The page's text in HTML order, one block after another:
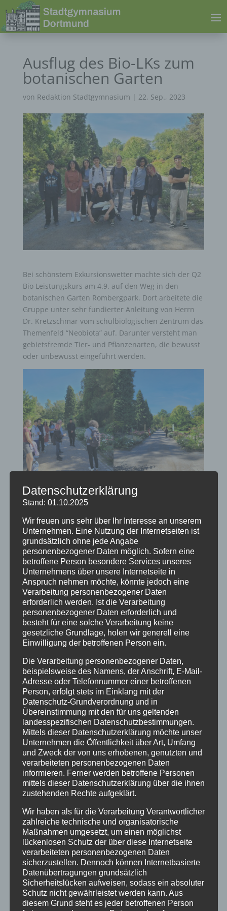
Ausflug des Bio-LKs zum
botanischen Garten
von Redaktion Stadtgymnasium | 22, Sep., 2023
Bei schönstem Exkursionswetter machte sich der Q2
Bio Leistungskurs am 4.9. auf den Weg in den
botanischen Garten Rombergpark. Dort arbeitete die
Gruppe unter sehr fundierter Anleitung von Herrn
Dr. Kretzschmar vom schulbiologischen Zentrum das
Themenfeld “Neobiota” auf. Darunter versteht man
gebietsfremde Tier- und Pflanzenarten, die bewusst
oder unbewusst eingeführt werden.
Dies geschah in den letzten Jahrzehnten auch
hundertfach in Mitteleuropa. Viele der Arten wie
Nilgans, Kanadagans, kanadische Goldrute oder
und konnten somit auch im Rombergpark betrachtet
werden. Ein Teil der Arten gilt als “invasiv”, wenn die
Einführung zu erheblichen (land-)wirtschaftlichen
oder ökologischen Problemen führt. Neobiota sind
also nicht nur Abiturthema, sondern auch
gesellschaftlich relevant.
Text und Fotos: J. Haupt
Neueste Beiträge
Schöne Sommerferien
Sportfest 2026 im Goystadion
Gruß vom Förderverein
Innenhofparty des Kollegiums – Kunst trifft
Gemeinschaft
Datenschutzerklärung
Stand: 01.10.2025
Wir freuen uns sehr über Ihr Interesse an unserem
Unternehmen. Eine Nutzung der Internetseiten ist
grundsätzlich ohne jede Angabe
personenbezogener Daten möglich. Sofern eine
betroffene Person besondere Services unseres
Unternehmens über unsere Internetseite in
Anspruch nehmen möchte, könnte jedoch eine
Verarbeitung personenbezogener Daten
erforderlich werden. Ist die Verarbeitung
personenbezogener Daten erforderlich und
besteht für eine solche Verarbeitung keine
gesetzliche Grundlage, holen wir generell eine
Einwilligung der betroffenen Person ein.
Die Verarbeitung personenbezogener Daten,
beispielsweise des Namens, der Anschrift, E-Mail-
Adresse oder Telefonnummer einer betroffenen
Person, erfolgt stets im Einklang mit der
Datenschutz-Grundverordnung und in
Übereinstimmung mit den für uns geltenden
landesspezifischen Datenschutzbestimmungen.
Mittels dieser Datenschutzerklärung möchte unser
Unternehmen die Öffentlichkeit über Art, Umfang
und Zweck der von uns erhobenen, genutzten und
verarbeiteten personenbezogenen Daten
informieren. Ferner werden betroffene Personen
mittels dieser Datenschutzerklärung über die ihnen
zustehenden Rechte aufgeklärt.
Wir haben als für die Verarbeitung Verantwortlicher
zahlreiche technische und organisatorische
Maßnahmen umgesetzt, um einen möglichst
lückenlosen Schutz der über diese Internetseite
verarbeiteten personenbezogenen Daten
sicherzustellen. Dennoch können Internetbasierte
Datenübertragungen grundsätzlich
Sicherheitslücken aufweisen, sodass ein absoluter
Schutz nicht gewährleistet werden kann. Aus
diesem Grund steht es jeder betroffenen Person